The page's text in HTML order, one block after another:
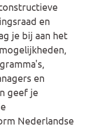
en
je bij aan het
en
geef je
Nederlandse